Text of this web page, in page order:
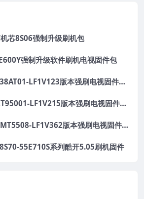
芯8S06强制升级刷机包
强制升级软件刷机电视固件包
TCL电视V8-S38AT01-LF1V123版本强刷电视固件包下载
TCL电视V8-RT95001-LF1V215版本强刷电视固件包下载
TCL电视V8-0MT5508-LF1V362版本强刷电视固件包下载
55E710S系列酷开5.05刷机固件